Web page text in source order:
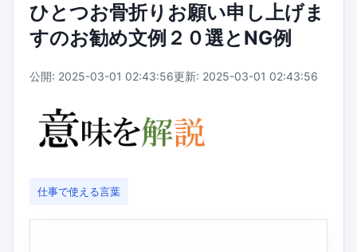
ひとつお骨折りお願い申し上げま
すのお勧め文例２０選とNG例
公開: 2025-03-01 02:43:56更新: 2025-03-01 02:43:56
仕事で使える言葉